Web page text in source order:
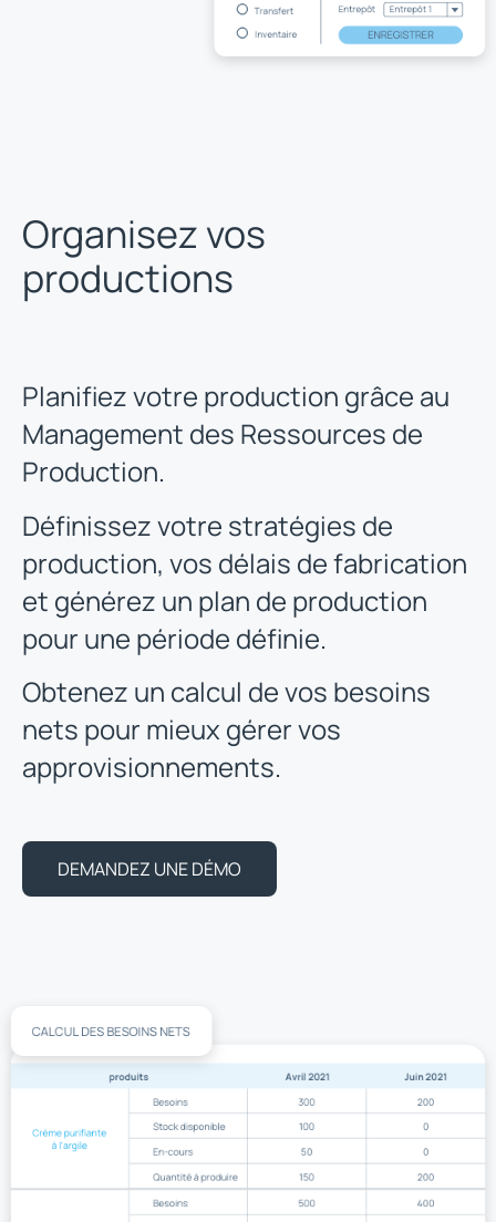
Organisez vos
productions
Planifiez votre production grâce au
Management des Ressources de
Production.
Définissez votre stratégies de
production, vos délais de fabrication
et générez un plan de production
pour une période définie.
Obtenez un calcul de vos besoins
nets pour mieux gérer vos
approvisionnements.
DEMANDEZ UNE DÉMO